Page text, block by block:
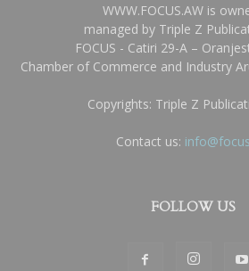
WWW.FOCUS.AW is
managed by Triple Z
FOCUS - Catiri 29-A –
Chamber of Commerce and Industry
Copyrights: Triple Z
Contact us:
FOLLOW US